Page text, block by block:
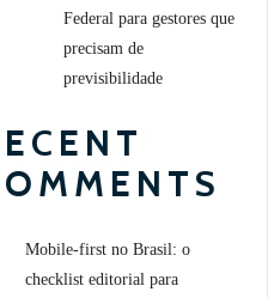
Federal para gestores que
precisam de
previsibilidade
Mobile-first no Brasil: o
checklist editorial para